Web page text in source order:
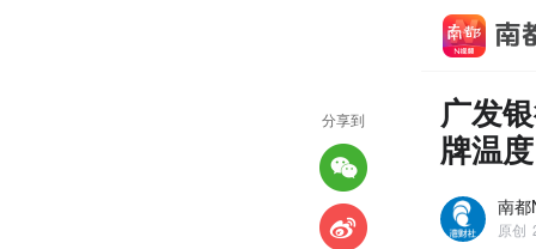
广发
牌温度
南都
原创
分享到